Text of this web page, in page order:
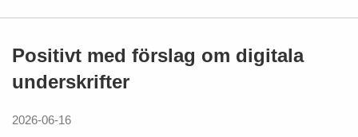
Positivt med förslag om digitala
underskrifter
2026-06-16